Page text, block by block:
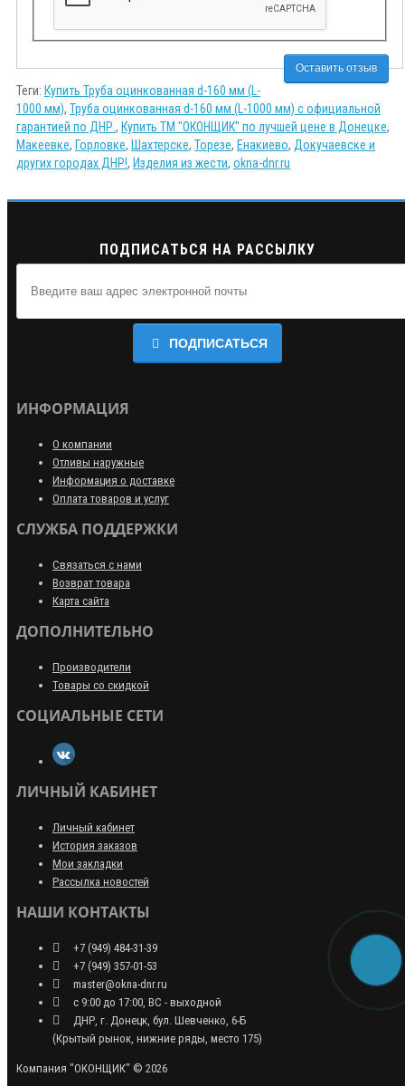
Оставить отзыв
Теги: Купить Труба оцинкованная d-160 мм (L-
1000 мм), Труба оцинкованная d-160 мм (L-1000 мм) с официальной
гарантией по ДНР. , Купить ТМ "ОКОНЩИК" по лучшей цене в Донецке,
Макеевке, Горловке, Шахтерске, Торезе, Енакиево, Докучаевске и
других городах ДНР!, Изделия из жести, okna-dnr.ru
ПОДПИСАТЬСЯ НА РАССЫЛКУ
ПОДПИСАТЬСЯ
ИНФОРМАЦИЯ
О компании
Отливы наружные
Информация о доставке
Оплата товаров и услуг
СЛУЖБА ПОДДЕРЖКИ
Связаться с нами
Возврат товара
Карта сайта
ДОПОЛНИТЕЛЬНО
Производители
Товары со скидкой
СОЦИАЛЬНЫЕ СЕТИ
ЛИЧНЫЙ КАБИНЕТ
Личный кабинет
История заказов
Мои закладки
Рассылка новостей
НАШИ КОНТАКТЫ
+7 (949) 484-31-39
+7 (949) 357-01-53
master@okna-dnr.ru
с 9:00 до 17:00, ВС - выходной
ДНР, г. Донецк, бул. Шевченко, 6-Б
(Крытый рынок, нижние ряды, место 175)
Компания "ОКОНЩИК" © 2026